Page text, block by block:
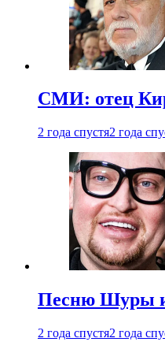
СМИ: отец
2 года спустя2 года
Песню Шуры
2 года спустя2 года